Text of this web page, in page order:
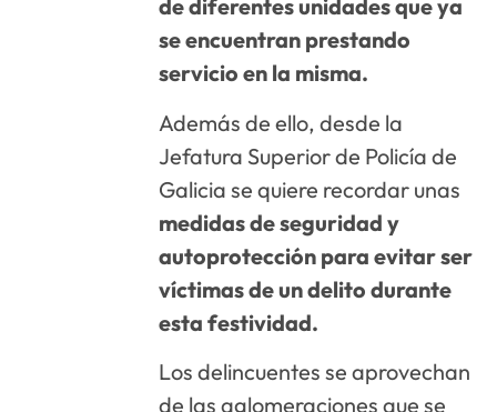
de diferentes unidades que ya
se encuentran prestando
servicio en la misma.
Además de ello, desde la
Jefatura Superior de Policía de
Galicia se quiere recordar unas
medidas de seguridad y
autoprotección para evitar ser
víctimas de un delito durante
esta festividad.
Los delincuentes se aprovechan
de las aglomeraciones que se